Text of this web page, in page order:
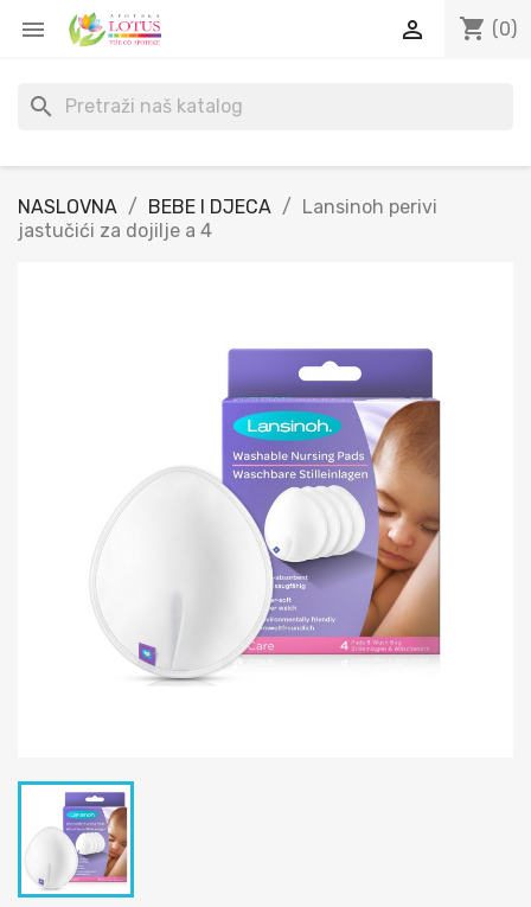
 shopping_cart (0)

search
NASLOVNA BEBE I DJECA
Lansinoh perivi
jastučići za dojilje a 4